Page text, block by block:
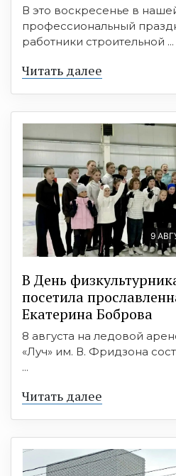
В это воскресенье в
профессиональный
работники строительной ...
Читать далее
9
В День
посетила
Екатерина Боброва
8 августа на ледовой
«Луч» им. В. Фридзона
...
Читать далее